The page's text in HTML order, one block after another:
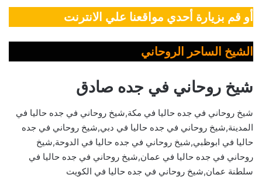
أو قم بزيارة أحدي مواقعنا علي الانترنت
الشيخ الساحر الروحاني
شيخ روحاني في جده صادق
شيخ روحاني في جده حاليا في مكة,شيخ روحاني في جده حاليا في
المدينة,شيخ روحاني في جده حاليا في دبي,شيخ روحاني في جده
حاليا في ابوظبي,شيخ روحاني في جده حاليا في الدوحة,شيخ
روحاني في جده حاليا في عمان,شيخ روحاني في جده حاليا في
سلطنة عمان,شيخ روحاني في جده حاليا في الكويت